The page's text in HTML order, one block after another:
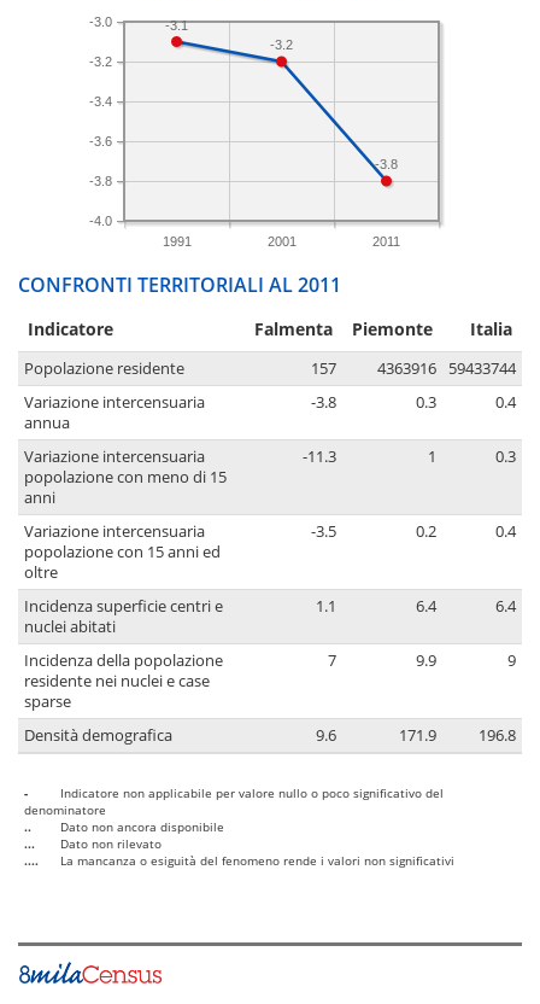
1991 2001 2011
-4.0
-3.8
-3.6
-3.4
-3.2
-3.0
-3.8
-3.2
-3.1
CONFRONTI TERRITORIALI AL 2011
Indicatore Falmenta Piemonte Italia
Popolazione residente 157 4363916
59433744
Variazione intercensuaria
annua
-3.8 0.3 0.4
Variazione intercensuaria
popolazione con meno di 15
anni
-11.3 1 0.3
Variazione intercensuaria
popolazione con 15 anni ed
oltre
-3.5 0.2 0.4
Incidenza superficie centri e
nuclei abitati
1.1 6.4 6.4
Incidenza della popolazione
residente nei nuclei e case
sparse
7 9.9 9
Densità demografica 9.6 171.9 196.8
-
Indicatore non applicabile per valore nullo o poco significativo del
denominatore
..
Dato non ancora disponibile
...
Dato non rilevato
....
La mancanza o esiguità del fenomeno rende i valori non significativi